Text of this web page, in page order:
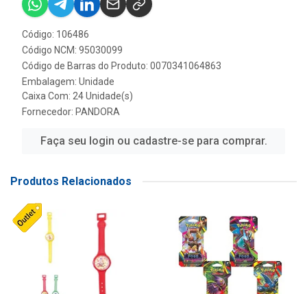
Código: 106486
Código NCM: 95030099
Código de Barras do Produto: 0070341064863
Embalagem: Unidade
Caixa Com: 24 Unidade(s)
Fornecedor: PANDORA
Faça seu login ou cadastre-se para comprar.
Produtos Relacionados